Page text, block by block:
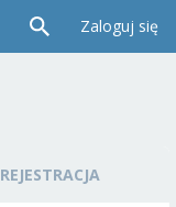
Zaloguj się
REJESTRACJA